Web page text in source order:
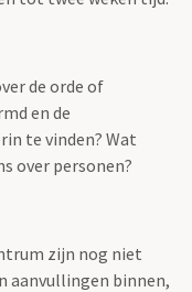
de orde of
en de
te vinden? Wat
over personen?
zijn nog niet
aanvullingen binnen,